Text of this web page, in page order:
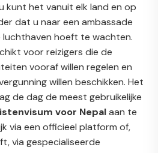
kunt het vanuit elk land en op
dat u naar een ambassade
hoeft te wachten.
voor reizigers die de
vooraf willen regelen en
willen beschikken. Het
de dag de meest gebruikelijke
voor Nepalaan te
via een officieel platform of,
via gespecialiseerde